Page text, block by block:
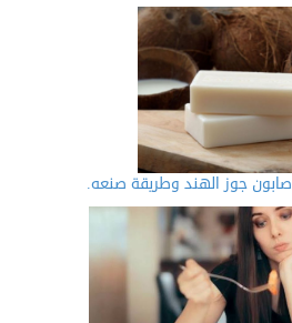
جوز الهند وطريقة صنعه.